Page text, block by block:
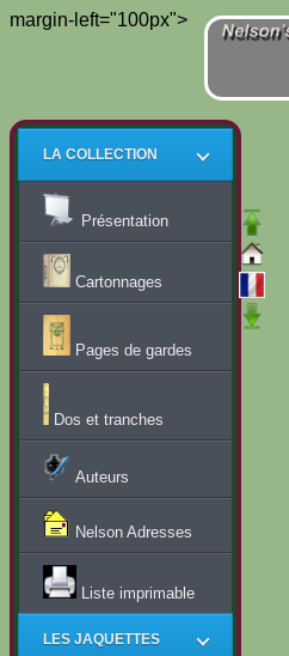
margin-left="100px">
LA COLLECTION
Présentation
Cartonnages
Pages de gardes
Dos et tranches
Auteurs
Nelson Adresses
Liste imprimable
LES JAQUETTES